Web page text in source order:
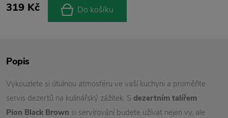
319 Kč Do košíku
Popis
Vykouzlete si útulnou atmosféru ve vaší kuchyni a proměňte
servis dezertů na kulinářský zážitek. S dezertním talířem
Pion Black Brown si servírování budete užívat nejen vy, ale